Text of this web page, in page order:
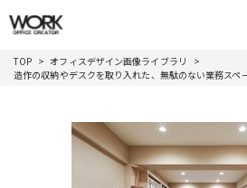
TOP
オフィスデザイン画像ライブラリ
造作の収納やデスクを取り入れた、無駄のない業務スペ